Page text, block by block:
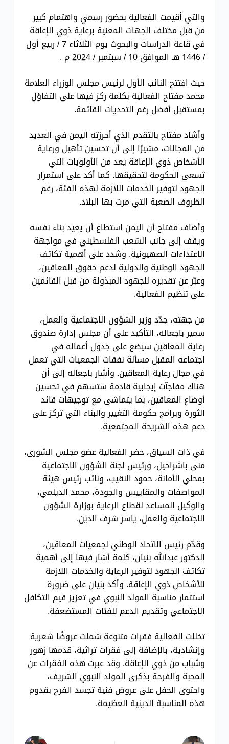
والتي أقيمت الفعالية بحضور رسمي واهتمام كبير
من قبل مختلف الجهات المعنية برعاية ذوي الإعاقة
في قاعة الدراسات والبحوث يوم الثلاثاء 7 / ربيع أول
/ 1446 هـ الموافق 10 / سبتمبر / 2024 م .
حيث افتتح النائب الأول لرئيس مجلس الوزراء العلامة
محمد مفتاح الفعالية بكلمة ركز فيها على التفاؤل
بمستقبل أفضل رغم التحديات القائمة.
وأشاد مفتاح بالتقدم الذي أحرزته اليمن في العديد
من المجالات، مشيرًا إلى أن تحسين تأهيل ورعاية
الأشخاص ذوي الإعاقة يعد من الأولويات التي
تسعى الحكومة لتحقيقها. كما أكد على استمرار
الجهود لتوفير الخدمات اللازمة لهذه الفئة، رغم
الظروف الصعبة التي مرت بها البلاد.
وأضاف مفتاح أن اليمن استطاع أن يعيد بناء نفسه
ويقف إلى جانب الشعب الفلسطيني في مواجهة
الاعتداءات الصهيونية. وشدد على أهمية تكاتف
الجهود الوطنية والدولية لدعم حقوق المعاقين،
وعبّر عن تقديره للجهود المبذولة من قبل القائمين
على تنظيم الفعالية.
من جهته، جدّد وزير الشؤون الاجتماعية والعمل،
سمير باجعاله، التأكيد على أن مجلس إدارة صندوق
رعاية المعاقين سيضع على جدول أعماله في
اجتماعه المقبل مسألة نفقات الجمعيات التي تعمل
في مجال رعاية المعاقين. وأشار باجعاله إلى أن
هناك مفاجآت إيجابية قادمة ستسهم في تحسين
أوضاع المعاقين، بما يتماشى مع توجيهات قائد
الثورة وبرامج حكومة التغيير والبناء التي تركز على
دعم هذه الشريحة المجتمعية.
في ذات السياق، حضر الفعالية عضو مجلس الشورى،
منى باشراحيل، ورئيس لجنة الشؤون الاجتماعية
بمحلي الأمانة، حمود النقيب، ونائب رئيس هيئة
المواصفات والمقاييس والجودة، محمد الديلمي،
والوكيل المساعد لقطاع الرعاية بوزارة الشؤون
الاجتماعية والعمل، ياسر شرف الدين.
وقدّم رئيس الاتحاد الوطني لجمعيات المعاقين،
الدكتور عبدالله بنيان، كلمة أشار فيها إلى أهمية
تكاتف الجهود لتوفير الرعاية والخدمات اللازمة
للأشخاص ذوي الإعاقة. وأكد بنيان على ضرورة
استثمار مناسبة المولد النبوي في تعزيز قيم التكافل
الاجتماعي وتقديم الدعم للفئات المستضعفة.
تخللت الفعالية فقرات متنوعة شملت عروضًا شعرية
وإنشادية، بالإضافة إلى فقرات تراثية، قدمها زهور
وشباب من ذوي الإعاقة. وقد عبرت هذه الفقرات عن
المحبة والفرحة بذكرى المولد النبوي الشريف،
واحتوى الحفل على عروض فنية تجسد الفرح بقدوم
هذه المناسبة الدينية العظيمة.